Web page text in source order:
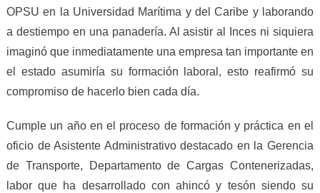
OPSU en la Universidad Marítima y del Caribe y laborando
a destiempo en una panadería. Al asistir al Inces ni siquiera
imaginó que inmediatamente una empresa tan importante en
el estado asumiría su formación laboral, esto reafirmó su
compromiso de hacerlo bien cada día.
Cumple un año en el proceso de formación y práctica en el
oficio de Asistente Administrativo destacado en la Gerencia
de Transporte, Departamento de Cargas Contenerizadas,
labor que ha desarrollado con ahincó y tesón siendo su